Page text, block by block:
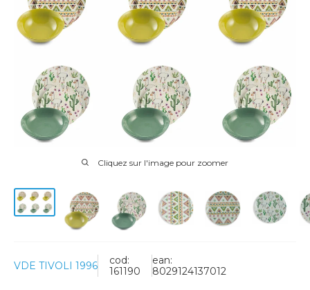
Cliquez sur l'image pour zoomer
VDE TIVOLI 1996
cod:
161190
ean:
8029124137012